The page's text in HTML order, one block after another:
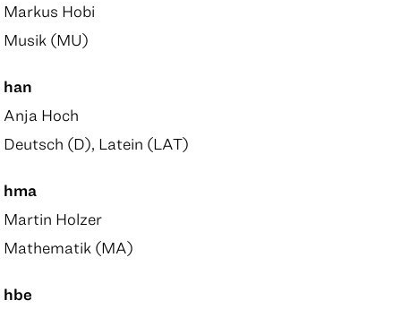
Markus Hobi
Musik (MU)
han
Anja Hoch
Deutsch (D), Latein (LAT)
hma
Martin Holzer
Mathematik (MA)
hbe